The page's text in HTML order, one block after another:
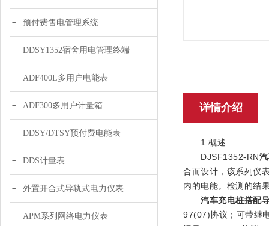
预付费售电管理系统
DDSY1352宿舍用电管理终端
ADF400L多用户电能表
ADF300多用户计量箱
DDSY/DTSY预付费电能表
DDS计量表
外置开合式导轨式电力仪表
APM系列网络电力仪表
详情介绍
1 概述
DJSF1352-RN
合而设计，该系列仪
内的电能。检测的结
汽车充电桩搭配
97(07)协议；可带继